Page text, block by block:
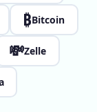
₿Bitcoin
💸Zelle